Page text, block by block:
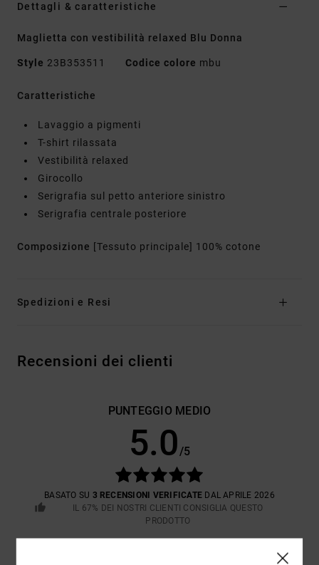
Dettagli & caratteristiche
Maglietta con vestibilità relaxed Blu Donna
Style 23B353511 Codice colore mbu
Caratteristiche
Lavaggio a pigmenti
T-shirt rilassata
Vestibilità relaxed
Girocollo
Serigrafia sul petto anteriore sinistro
Serigrafia centrale posteriore
Composizione [Tessuto principale] 100% cotone
Spedizioni e Resi
Recensioni dei clienti
PUNTEGGIO MEDIO
5.0/5
BASATO SU 3 RECENSIONI VERIFICATE DAL APRILE 2026
IL 67% DEI NOSTRI CLIENTI CONSIGLIA QUESTO
PRODOTTO